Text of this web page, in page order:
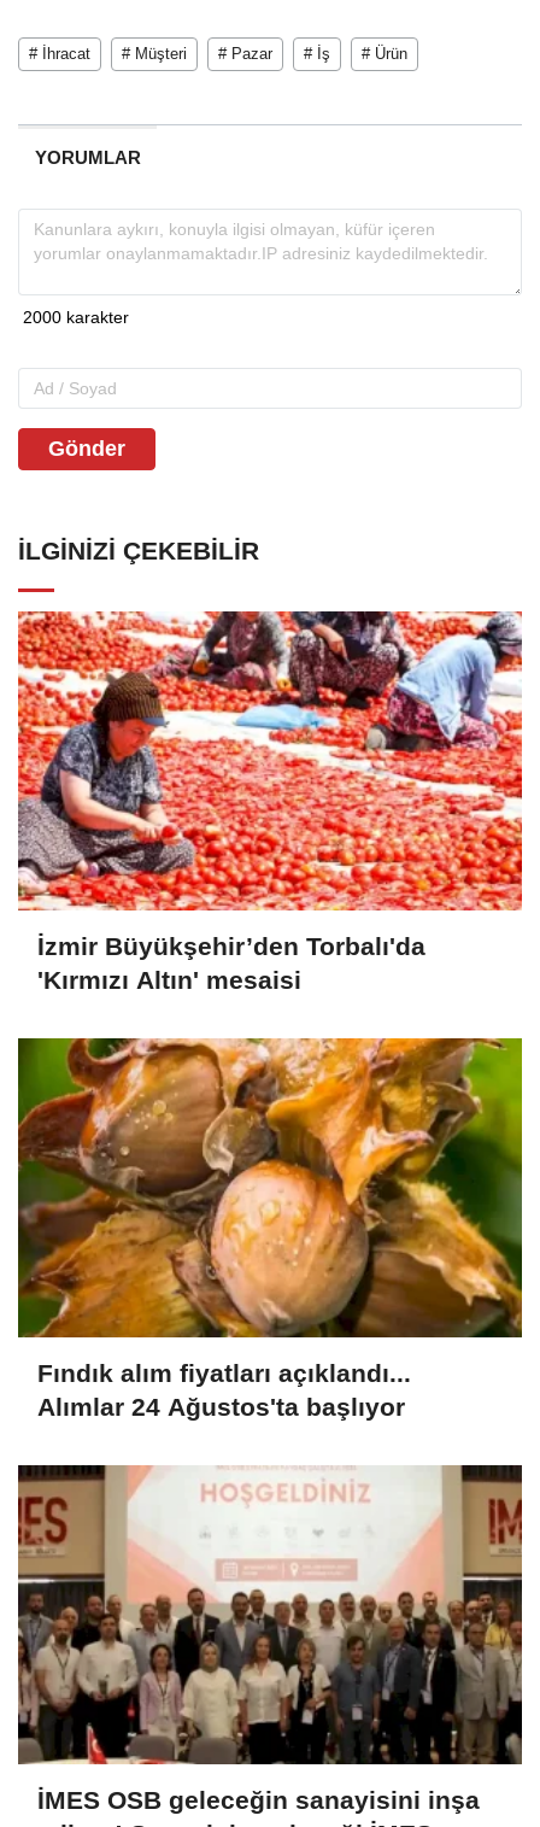
# İhracat # Müşteri # Pazar # İş # Ürün
YORUMLAR
Gönder
İLGINIZI ÇEKEBILIR
İzmir Büyükşehir’den Torbalı'da
'Kırmızı Altın' mesaisi
Fındık alım fiyatları açıklandı...
Alımlar 24 Ağustos'ta başlıyor
İMES OSB geleceğin sanayisini inşa